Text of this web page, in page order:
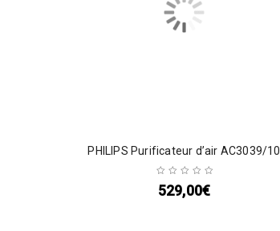
PHILIPS Purificateur d’air AC3039/10
529,00€